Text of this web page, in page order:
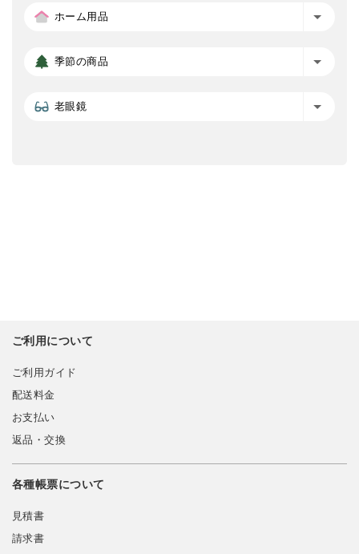
ホーム用品
季節の商品
老眼鏡
ご利用について
ご利用ガイド
配送料金
お支払い
返品・交換
各種帳票について
見積書
請求書